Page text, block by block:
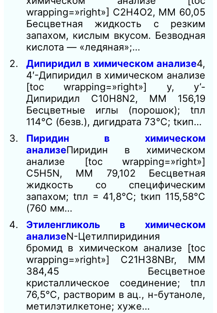
wrapping=»right»] С2Н4O2, ММ 60,05
Бесцветная жидкость с резким
запахом, кислым вкусом. Безводная
кислота — «ледяная»;…
Дипиридил в химическом анализе4,
4′-Дипиридил в химическом анализе
[toc wrapping=»right»] у, у’-
Дипиридил C10H8N2, ММ 156,19
Бесцветные иглы (порошок); tпл
114°С (безв.), дигидрата 73°С; tкип…
Пиридин в химическом
анализеПиридин в химическом
анализе [toc wrapping=»right»]
C5H5N, ММ 79,102 Бесцветная
жидкость со специфическим
запахом; tпл = 41,8°С; tкип 115,58°С
(760 мм…
Этиленгликоль в химическом
анализеN-Цетилпиридиния
бромид в химическом анализе [toc
wrapping=»right»] C21H38NBr, ММ
384,45 Бесцветное
кристаллическое соединение; tпл
76,5°С, растворим в ац., н-бутаноле,
метилэтилкетоне; хуже…